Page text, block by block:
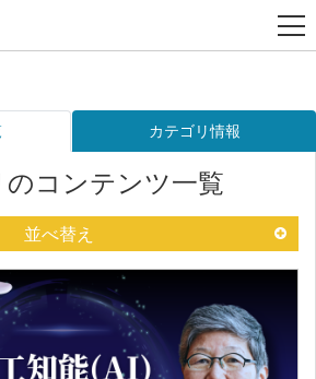
カテゴリ情報
コンテンツ一覧
並べ替え